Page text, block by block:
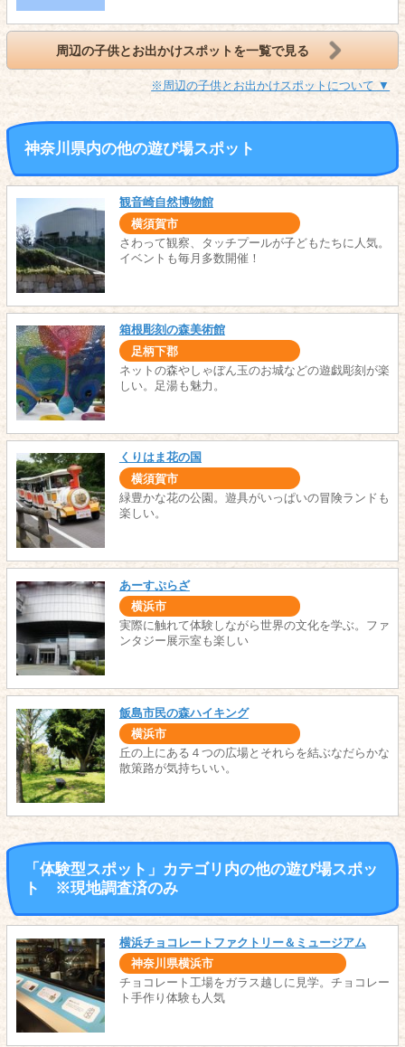
周辺の子供とお出かけスポットを一覧で見る
※周辺の子供とお出かけスポットについて ▼
神奈川県内の他の遊び場スポット
観音崎自然博物館
横須賀市
さわって観察、タッチプールが子どもたちに人気。
イベントも毎月多数開催！
箱根彫刻の森美術館
足柄下郡
ネットの森やしゃぼん玉のお城などの遊戯彫刻が楽
しい。足湯も魅力。
くりはま花の国
横須賀市
緑豊かな花の公園。遊具がいっぱいの冒険ランドも
楽しい。
あーすぷらざ
横浜市
実際に触れて体験しながら世界の文化を学ぶ。ファ
ンタジー展示室も楽しい
飯島市民の森ハイキング
横浜市
丘の上にある４つの広場とそれらを結ぶなだらかな
散策路が気持ちいい。
「体験型スポット」カテゴリ内の他の遊び場スポッ
ト ※現地調査済のみ
横浜チョコレートファクトリー＆ミュージアム
神奈川県横浜市
チョコレート工場をガラス越しに見学。チョコレー
ト手作り体験も人気